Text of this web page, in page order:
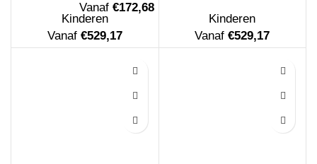
Kinderen
Vanaf €529,17
Kinderen
Vanaf€529,17
Vanaf €172,68